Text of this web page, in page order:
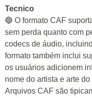
Tecnico
🔵 O formato CAF
sem perda quanto com
codecs de áudio,
formato também inclui
os usuários adicionem
nome do artista e arte
Arquivos CAF são